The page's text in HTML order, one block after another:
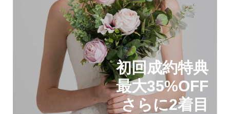
初回成約特典
最大35%OFF
さらに2着目